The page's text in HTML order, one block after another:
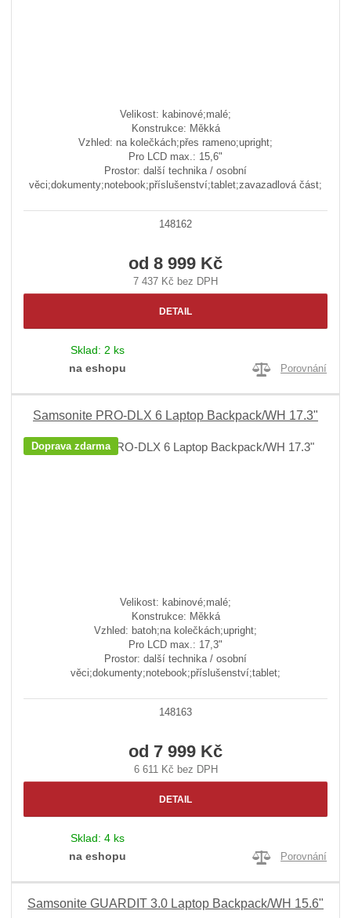
Velikost: kabinové;malé;
Konstrukce: Měkká
Vzhled: na kolečkách;přes rameno;upright;
Pro LCD max.: 15,6"
Prostor: další technika / osobní
věci;dokumenty;notebook;příslušenství;tablet;zavazadlová část;
148162
od 8 999 Kč
7 437 Kč bez DPH
DETAIL
Sklad: 2 ks
na eshopu
Porovnání
Samsonite PRO-DLX 6 Laptop Backpack/WH 17.3"
Doprava zdarma
Velikost: kabinové;malé;
Konstrukce: Měkká
Vzhled: batoh;na kolečkách;upright;
Pro LCD max.: 17,3"
Prostor: další technika / osobní
věci;dokumenty;notebook;příslušenství;tablet;
148163
od 7 999 Kč
6 611 Kč bez DPH
DETAIL
Sklad: 4 ks
na eshopu
Porovnání
Samsonite GUARDIT 3.0 Laptop Backpack/WH 15.6"